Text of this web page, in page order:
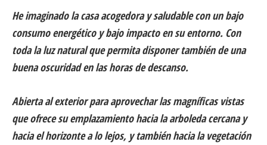
He imaginado la casa acogedora y saludable con un bajo
consumo energético y bajo impacto en su entorno. Con
toda la luz natural que permita disponer también de una
buena oscuridad en las horas de descanso.
Abierta al exterior para aprovechar las magníficas vistas
que ofrece su emplazamiento hacia la arboleda cercana y
hacia el horizonte a lo lejos, y también hacia la vegetación